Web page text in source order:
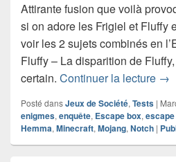
Attirante fusion que voilà
si on adore les Frigiel et Fluffy
voir les 2 sujets combinés en
Fluffy – La disparition de
certain. Continuer la lecture →
Posté dansJeux de Société, Tests |
enigmes, enquête, Escape box,
Hemma, Minecraft, Mojang, Notch |